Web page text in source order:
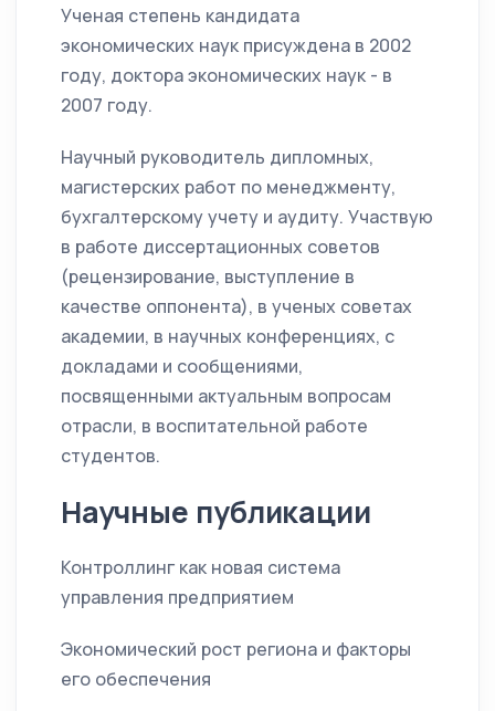
Ученая степень кандидата
экономических наук присуждена в 2002
году, доктора экономических наук - в
2007 году.
Научный руководитель дипломных,
магистерских работ по менеджменту,
бухгалтерскому учету и аудиту. Участвую
в работе диссертационных советов
(рецензирование, выступление в
качестве оппонента), в ученых советах
академии, в научных конференциях, с
докладами и сообщениями,
посвященными актуальным вопросам
отрасли, в воспитательной работе
студентов.
Научные публикации
Контроллинг как новая система
управления предприятием
Экономический рост региона и факторы
его обеспечения